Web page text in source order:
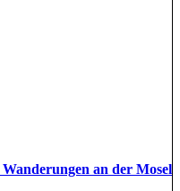
an der Mosel